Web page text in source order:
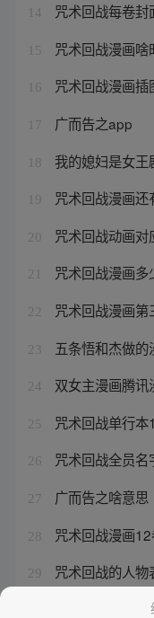
14 咒术回战每卷封
15 咒术回战漫画啥
16 咒术回战漫画插
17 广而告之app
18 我的媳妇是女王
19 咒术回战漫画还
20 咒术回战动画对
21 咒术回战漫画多
22 咒术回战漫画第
23 五条悟和杰做的
24 双女主漫画腾讯
25 咒术回战单行本
26 咒术回战全员名
27 广而告之啥意思
28 咒术回战漫画
29 咒术回战的人物
咒术回战漫画篇